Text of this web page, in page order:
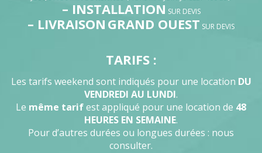
– INSTALLATION SUR DEVIS
– LIVRAISON GRAND OUEST SUR DEVIS
TARIFS :
Les tarifs weekend sont indiqués pour une location DU
VENDREDI AU LUNDI.
Le même tarifest appliqué pour une location de 48
HEURES EN SEMAINE.
Pour d’autres durées ou longues durées : nous
consulter.